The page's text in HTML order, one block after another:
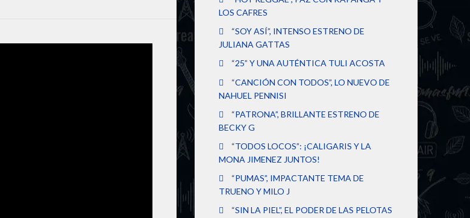
LOS CAFRES
“SOY ASÍ”, INTENSO ESTRENO DE
JULIANA GATTAS
“25” Y UNA AUTÉNTICA TULI ACOSTA
“CANCIÓN CON TODOS”, LO NUEVO DE
NAHUEL PENNISI
“PATRONA”, BRILLANTE ESTRENO DE
BECKY G
“TODOS LOCOS”: ¡CALIGARIS Y LA
MONA JIMENEZ JUNTOS!
“PUMAS”, IMPACTANTE TEMA DE
TRUENO Y MILO J
“SIN LA PIEL”, EL PODER DE LAS PELOTAS